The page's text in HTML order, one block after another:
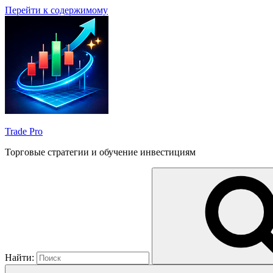
Перейти к содержимому
Trade Pro
Торговые стратегии и обучение инвестициям
Найти: